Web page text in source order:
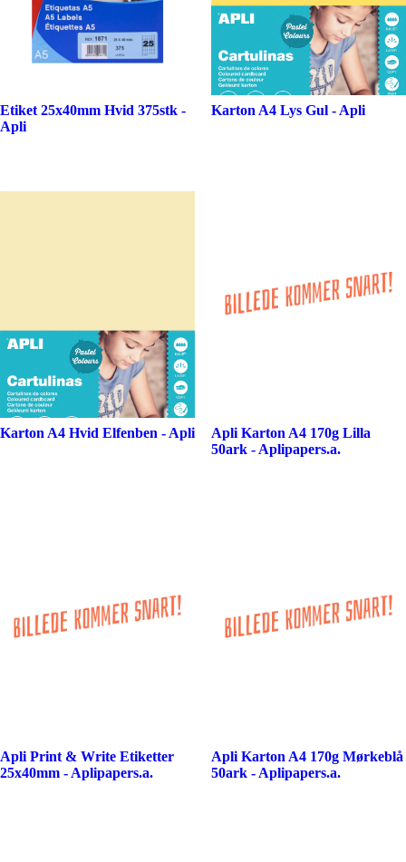
Etiket 25x40mm Hvid 375stk -
Apli
Karton A4 Lys Gul - Apli
Karton A4 Hvid Elfenben - Apli
Apli Karton A4 170g Lilla
50ark - Aplipapers.a.
Apli Print & Write Etiketter
25x40mm - Aplipapers.a.
Apli Karton A4 170g Mørkeblå
50ark - Aplipapers.a.